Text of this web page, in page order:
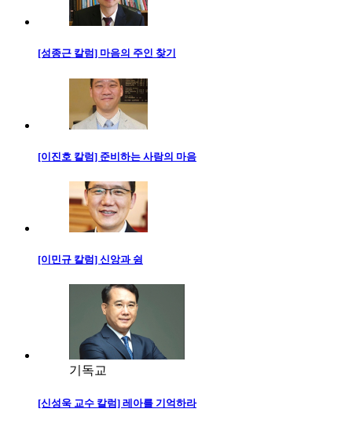
[성종근 칼럼] 마음의 주인 찾기
[이진호 칼럼] 준비하는 사람의 마음
[이민규 칼럼] 신앙과 쉼
기독교
[신성욱 교수 칼럼] 레아를 기억하라